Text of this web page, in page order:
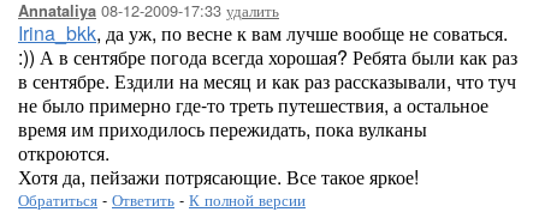
Annataliya 08-12-2009-17:33 удалить
Irina_bkk, да уж, по весне к вам лучше вообще не соваться.
:)) А в сентябре погода всегда хорошая? Ребята были как раз
в сентябре. Ездили на месяц и как раз рассказывали, что туч
не было примерно где-то треть путешествия, а остальное
время им приходилось пережидать, пока вулканы
откроются.
Хотя да, пейзажи потрясающие. Все такое яркое!
Обратиться - Ответить - К полной версии